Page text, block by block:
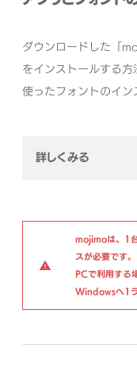
ダウンロードした「
をインストールする方
使ったフォントのイン
詳しくみる
mojimoは、1
スが必要です。
PCで利用する
Windowsへ1ラ